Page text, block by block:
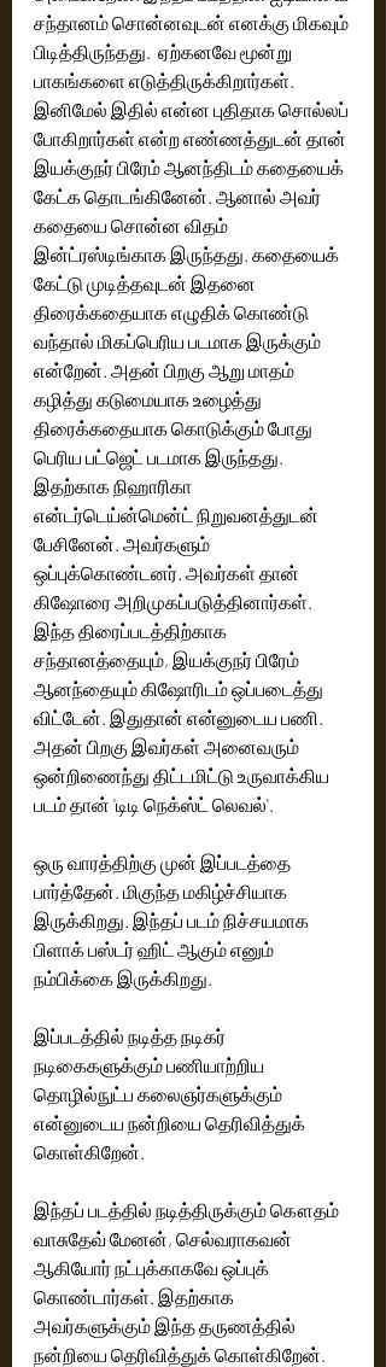
சந்தானம் சொன்னவுடன் எனக்கு மிகவும்
பிடித்திருந்தது.  ஏற்கனவே மூன்று
பாகங்களை எடுத்திருக்கிறார்கள்.
இனிமேல் இதில் என்ன புதிதாக சொல்லப்
போகிறார்கள் என்ற எண்ணத்துடன் தான்
இயக்குநர் பிரேம் ஆனந்திடம் கதையைக்
கேட்க தொடங்கினேன். ஆனால் அவர்
கதையை சொன்ன விதம்
இன்ட்ரஸ்டிங்காக இருந்தது. கதையைக்
கேட்டு முடித்தவுடன் இதனை
திரைக்கதையாக எழுதிக் கொண்டு
வந்தால் மிகப்பெரிய படமாக இருக்கும்
என்றேன். அதன் பிறகு ஆறு மாதம்
கழித்து கடுமையாக உழைத்து
திரைக்கதையாக கொடுக்கும் போது
பெரிய பட்ஜெட் படமாக இருந்தது.
இதற்காக நிஹாரிகா
என்டர்டெய்ன்மென்ட் நிறுவனத்துடன்
பேசினேன்.‌ அவர்களும்
ஒப்புக்கொண்டனர். அவர்கள் தான்
கிஷோரை அறிமுகப்படுத்தினார்கள்.
இந்த திரைப்படத்திற்காக
சந்தானத்தையும், இயக்குநர் பிரேம்
ஆனந்தையும் கிஷோரிடம் ஒப்படைத்து
விட்டேன். இதுதான் என்னுடைய பணி.
அதன் பிறகு இவர்கள் அனைவரும்
ஒன்றிணைந்து திட்டமிட்டு உருவாக்கிய
படம் தான் 'டிடி நெக்ஸ்ட் லெவல்'.
ஒரு வாரத்திற்கு முன் இப்படத்தை
பார்த்தேன். மிகுந்த மகிழ்ச்சியாக
இருக்கிறது. இந்தப் படம் நிச்சயமாக
பிளாக் பஸ்டர் ஹிட் ஆகும் எனும்
நம்பிக்கை இருக்கிறது.
இப்படத்தில் நடித்த நடிகர்
நடிகைகளுக்கும் பணியாற்றிய
தொழில்நுட்ப கலைஞர்களுக்கும்
என்னுடைய நன்றியை தெரிவித்துக்
கொள்கிறேன்.
இந்தப் படத்தில் நடித்திருக்கும் கௌதம்
வாசுதேவ் மேனன், செல்வராகவன்
ஆகியோர் நட்புக்காகவே ஒப்புக்
கொண்டார்கள். இதற்காக
அவர்களுக்கும் இந்த தருணத்தில்
நன்றியை தெரிவித்துக் கொள்கிறேன்.